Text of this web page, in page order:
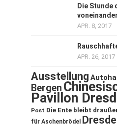
Die Stunde
APR. 8, 2017
APR. 26, 2017
Ausstellung
Bergen
Pavillon
Post Die Ente bleibt
für Aschenbrödel